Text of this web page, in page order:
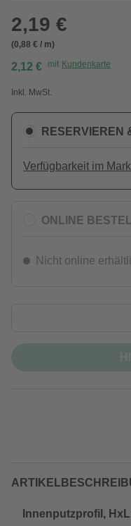
2,19 €
(0,88 € / m)
2,12 € mit Kundenkarte
Inkl. MwSt.
RESERVIEREN
Verfügbarkeit im
ONLINE
Nicht online
Innenputzprofil,